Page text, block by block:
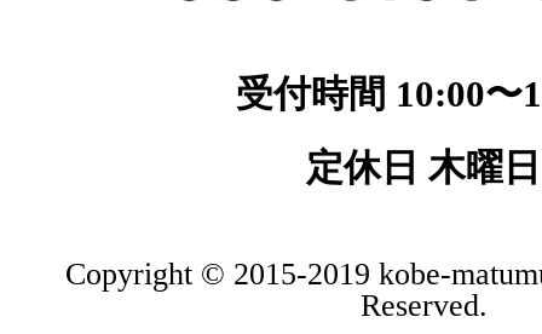
受付時間 10:00〜
定休日 木曜日
Copyright © 2015-2019 kobe-
Reserved.